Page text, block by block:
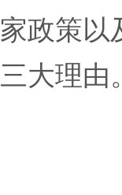
家政策以
三大理由。